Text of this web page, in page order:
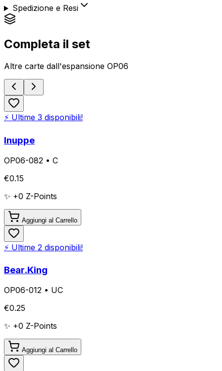
Spedizione e Resi
Completa il set
Altre carte dall'espansione OP06
⚡ Ultime 3 disponibili!
Inuppe
OP06-082 • C
€0.15
✨ +0 Z-Points
Aggiungi al Carrello
⚡ Ultime 2 disponibili!
Bear.King
OP06-012 • UC
€0.25
✨ +0 Z-Points
Aggiungi al Carrello